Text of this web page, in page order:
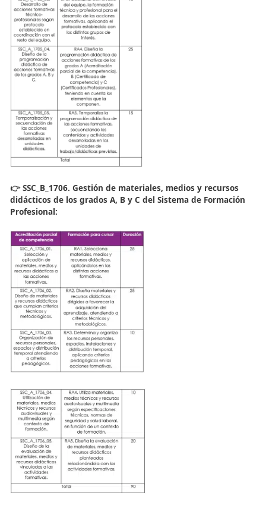
Oferta de Grados A:
Acreditaciones parciales
competencia
Contempla formaciones de menor carga lectiva,
la adquisición decapacidades específicas
profesional para docentes ya activos o en proceso de
habilitación.
👉SSC_B_1705.Programación didáctica de los grados
del Sistema de Formación Profesional: